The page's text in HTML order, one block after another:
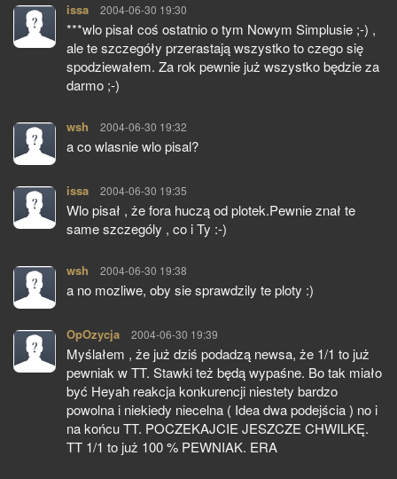
issa pisze:
2004-06-30 19:30
***wlo pisał coś ostatnio o tym Nowym Simplusie ;-) ,
ale te szczegóły przerastają wszystko to czego się
spodziewałem. Za rok pewnie już wszystko będzie za
darmo ;-)
wsh pisze:
2004-06-30 19:32
a co wlasnie wlo pisal?
issa pisze:
2004-06-30 19:35
Wlo pisał , że fora huczą od plotek.Pewnie znał te
same szczególy , co i Ty :-)
wsh pisze:
2004-06-30 19:38
a no mozliwe, oby sie sprawdzily te ploty :)
OpOzycja pisze:
2004-06-30 19:39
Myślałem , że już dziś podadzą newsa, że 1/1 to już
pewniak w TT. Stawki też będą wypaśne. Bo tak miało
być Heyah reakcja konkurencji niestety bardzo
powolna i niekiedy niecelna ( Idea dwa podejścia ) no i
na końcu TT. POCZEKAJCIE JESZCZE CHWILKĘ.
TT 1/1 to już 100 % PEWNIAK. ERA